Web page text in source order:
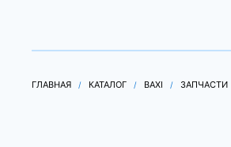
ГЛАВНАЯ КАТАЛОГ BAXI ЗАПЧАСТИ